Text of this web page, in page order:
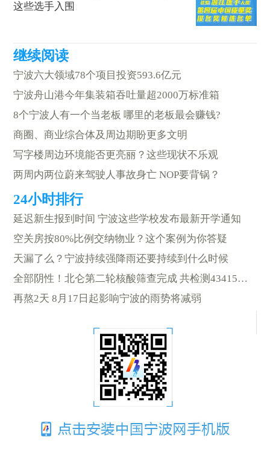
这些选手入围
宁波六大领域78个项目投资593.6亿元
宁波舟山港今年集装箱吞吐量超2000万标准箱
8个宁波人有一个当老板 哪里的老板最会赚钱?
商圈、商业综合体及周边期盼更多文明
写字楼周边环境能否更亮丽？这些现状不乐观
两周内两位蔚来驾驶人事故身亡 NOP要背锅？
延迟新生报到时间 宁波这些学校发布最新开学通知
空关房按80%比例交纳物业？这个案例为你答疑
天漏了么？宁波持续强降雨还要持续到什么时候
全部阴性！北仑第二轮核酸筛查完成 共检测43415人份
再熬2天 8月17日起影响宁波的雨势将减弱